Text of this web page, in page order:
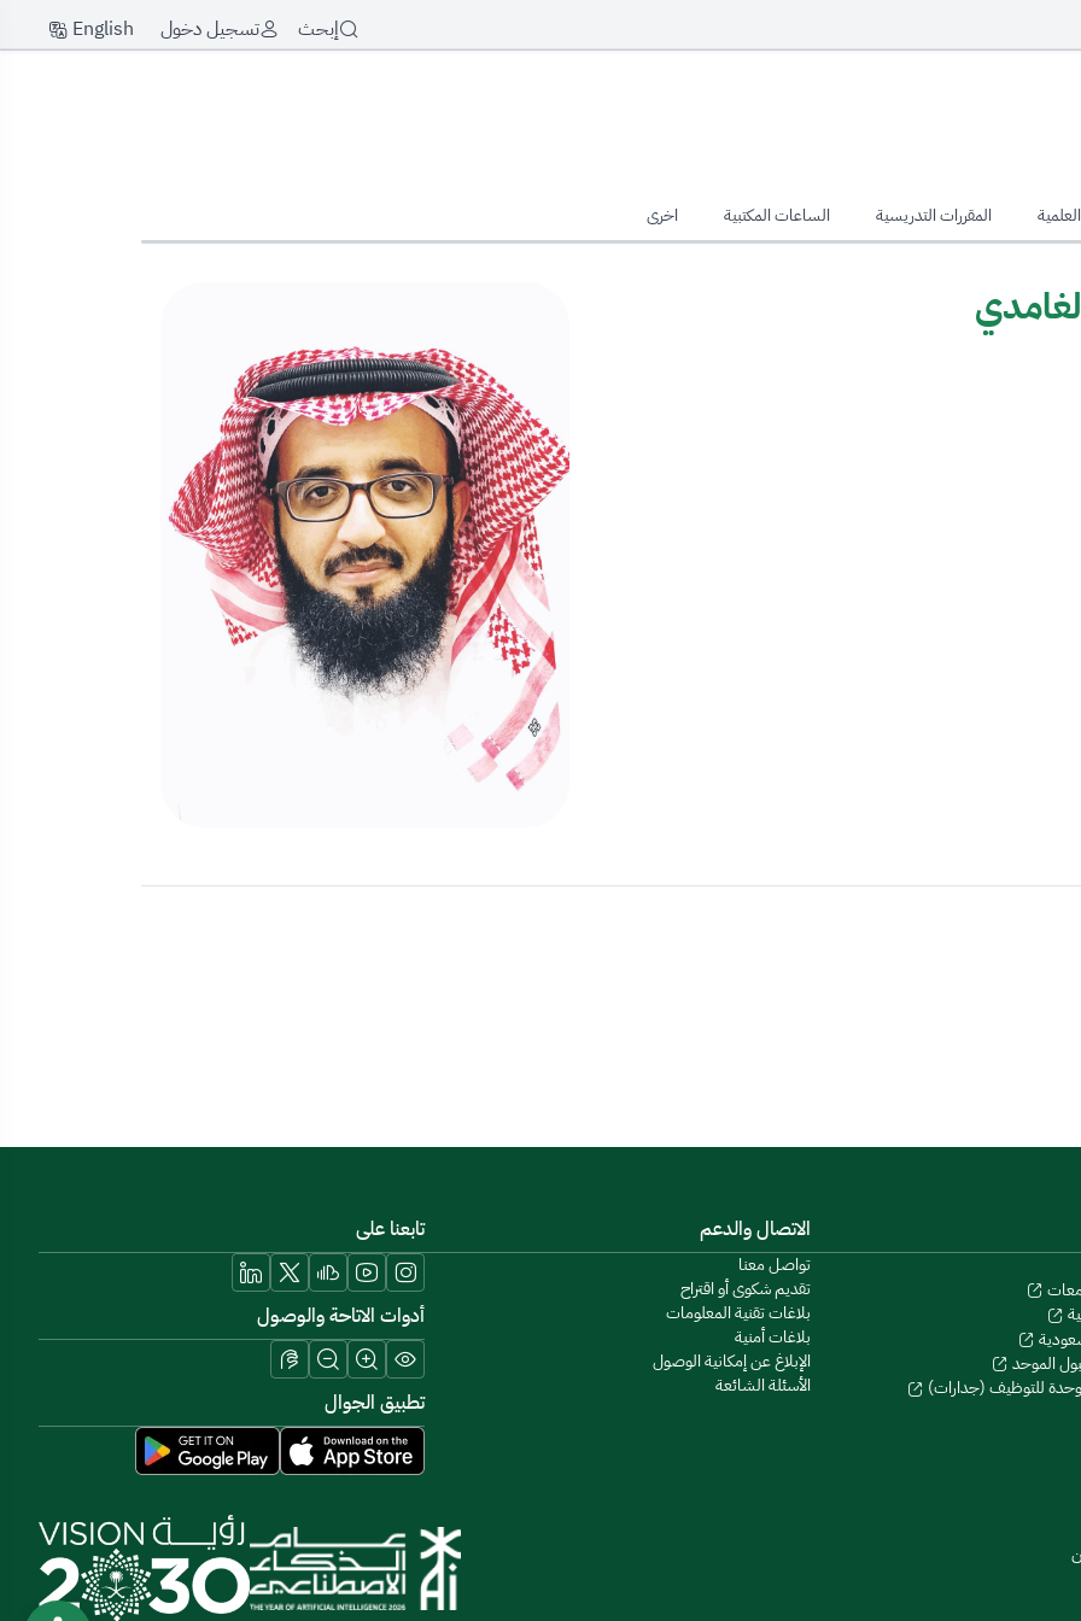
إبحث تسجيل دخول English
المقررات التدريسية الساعات المكتبية اخرى
الموحد
للتوظيف (جدارات)
الاتصال والدعم
تواصل معنا
تقديم شكوى أو اقتراح
بلاغات تقنية المعلومات
بلاغات أمنية
الإبلاغ عن إمكانية الوصول
الأسئلة الشائعة
تابعنا على
أدوات الاتاحة والوصول
تطبيق الجوال